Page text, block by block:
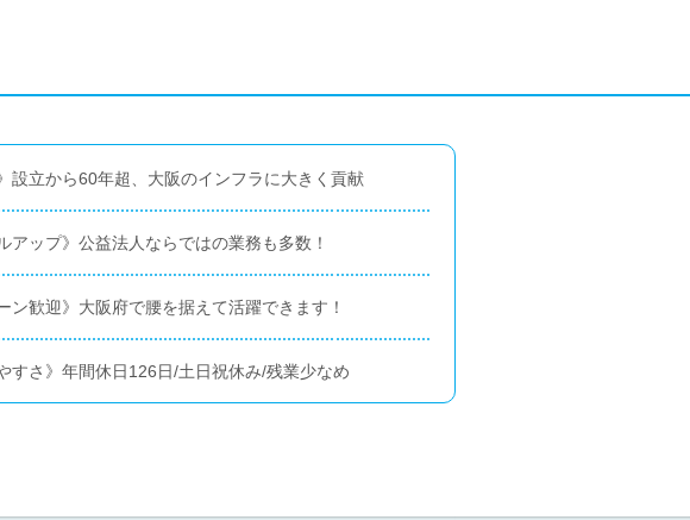
設立から60年超、大阪のインフラに大きく貢献
アップ》公益法人ならではの業務も多数！
ン歓迎》大阪府で腰を据えて活躍できます！
すさ》年間休日126日/土日祝休み/残業少なめ